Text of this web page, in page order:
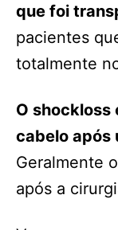
que foi
pacientes
totalmente
O shockloss
cabelo após
Geralmente
após a